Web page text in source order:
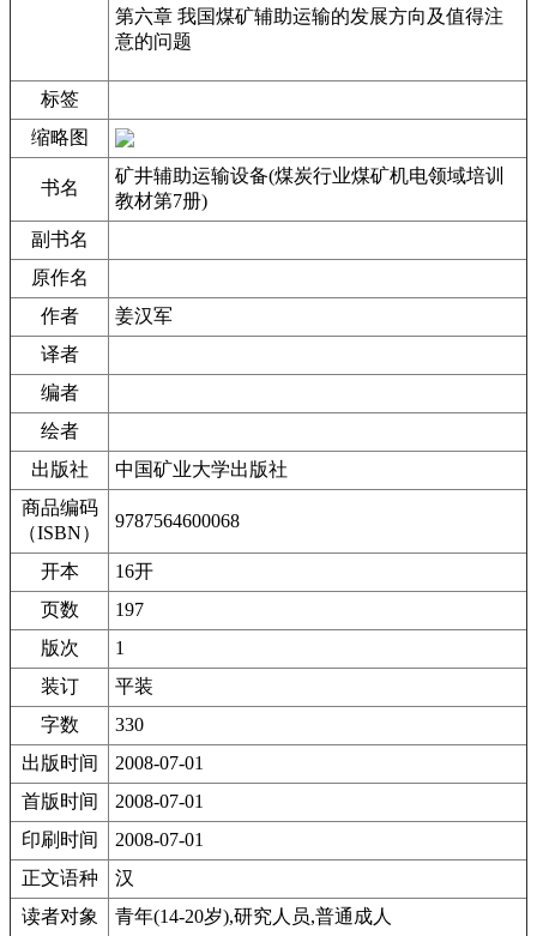
第六章 我国煤矿辅助运输的发展方向及值得注
意的问题
标签
缩略图
书名
矿井辅助运输设备(煤炭行业煤矿机电领域培训
教材第7册)
副书名
原作名
作者
姜汉军
译者
编者
绘者
出版社
中国矿业大学出版社
商品编码
（ISBN）
9787564600068
开本
16开
页数
197
版次
1
装订
平装
字数
330
出版时间
2008-07-01
首版时间
2008-07-01
印刷时间
2008-07-01
正文语种
汉
读者对象
青年(14-20岁),研究人员,普通成人